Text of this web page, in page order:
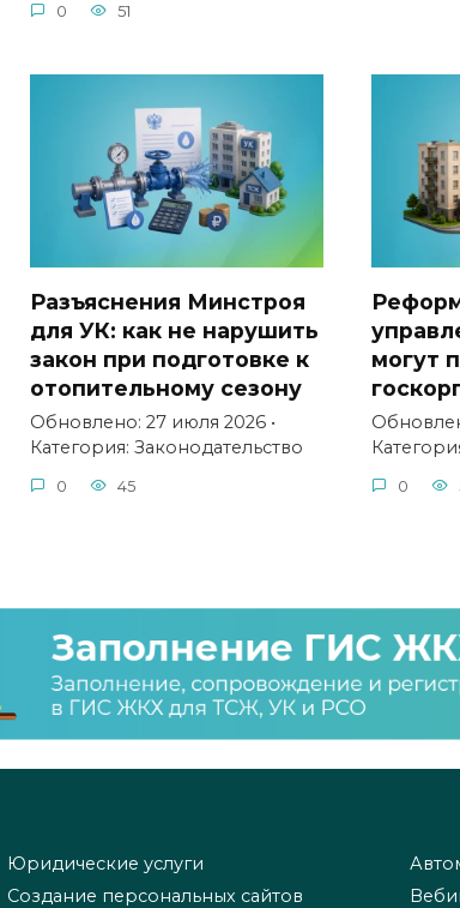
0 51
Разъяснения Минстроя
для УК: как не нарушить
закон при подготовке к
отопительному сезону
Обновлено: 27 июля 2026 •
Категория: Законодательство
0 45
могут
0
Юридические услуги
Создание персональных сайтов